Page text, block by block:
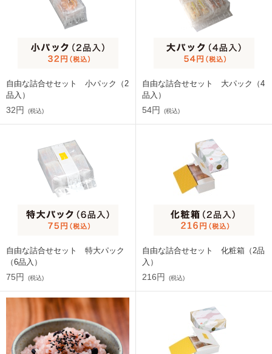
自由な詰合せセット 小パック（2
品入）
32円 (税込)
自由な詰合せセット 大パック（4
品入）
54円 (税込)
自由な詰合せセット 特大パック
（6品入）
75円 (税込)
自由な詰合せセット 化粧箱（2品
入）
216円 (税込)